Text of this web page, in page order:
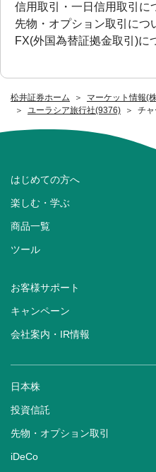
松井証券ホーム
マーケット情報(
ユーラシア旅行社(9376)
チャ
信用取引・一日信用取引に
先物・オプション取引につ
FX(外国為替証拠金取引)に
はじめての方へ
楽しむ・学ぶ
商品一覧
ツール
お客様サポート
キャンペーン
会社案内・IR情報
日本株
投資信託
先物・オプション取引
iDeCo